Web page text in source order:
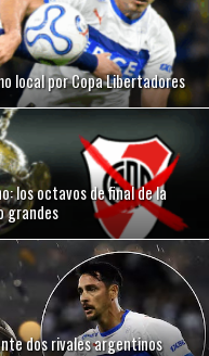
local por Copa Libertadores
los octavos de final de la
grandes
dos rivales argentinos